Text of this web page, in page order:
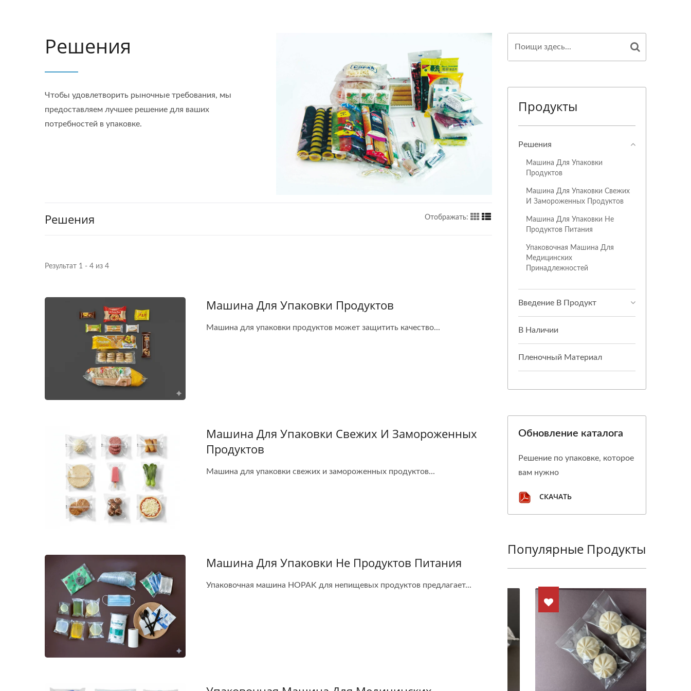
Решения
Чтобы удовлетворить рыночные требования, мы
предоставляем лучшее решение для ваших
потребностей в упаковке.
Решения Отображать:
Результат 1 - 4 из 4
Машина Для Упаковки Продуктов
Машина для упаковки продуктов может защитить качество...
Машина Для Упаковки Свежих И Замороженных
Продуктов
Машина для упаковки свежих и замороженных продуктов...
Машина Для Упаковки Не Продуктов Питания
Упаковочная машина HOPAK для непищевых продуктов предлагает...
Продукты
Решения
Машина Для Упаковки
Продуктов
Машина Для Упаковки Свежих
И Замороженных Продуктов
Машина Для Упаковки Не
Продуктов Питания
Упаковочная Машина Для
Медицинских
Принадлежностей
Введение В Продукт
В Наличии
Пленочный Материал
Обновление каталога
Решение по упаковке, которое
вам нужно
СКАЧАТЬ
Популярные Продукты